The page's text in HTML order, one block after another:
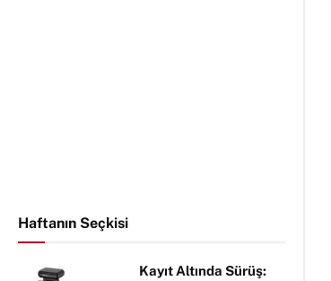
Haftanın Seçkisi
Kayıt Altında Sürüş: